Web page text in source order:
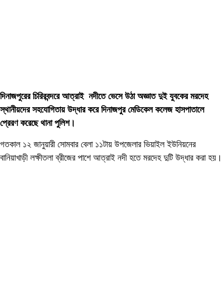
দিনাজপুরের চিরিরবন্দরে আত্রাই নদীতে ভেসে উঠা অজ্ঞাত দুই যুবকের মরদেহ
স্থানীয়দের সহযোগিতায় উদ্ধার করে দিনাজপুর মেডিকেল কলেজ হাসপাতালে
প্রেরণ করেছে থানা পুলিশ।
গতকাল ১২ জানুয়ারী সোমবার বেলা ১১টায় উপজেলার ভিয়াইল ইউনিয়নের
বানিয়াখাড়ী লক্ষীতলা ব্রীজের পাশে আত্রাই নদী হতে মরদেহ দুটি উদ্ধার করা হয়।